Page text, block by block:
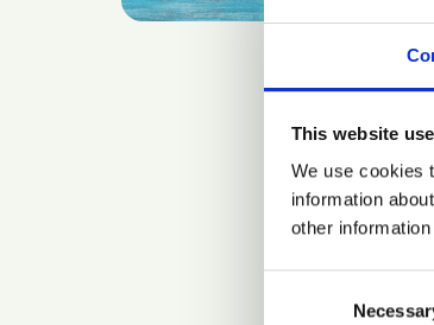
This website
We use cookies
information
other